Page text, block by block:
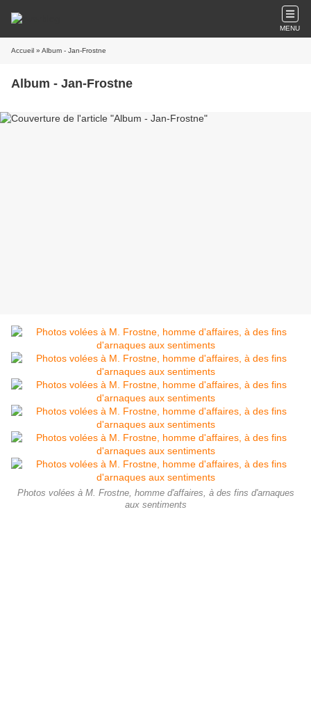
MENU
Accueil » Album - Jan-Frostne
Album - Jan-Frostne
Photos volées à M. Frostne, homme d'affaires, à des fins d'arnaques
aux sentiments